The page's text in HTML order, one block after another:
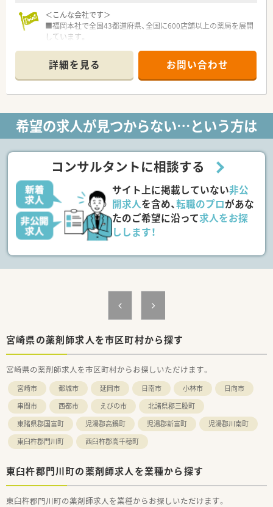
＜こんな会社です＞
■福岡本社で全国43都道府県、全国に600店舗以上の薬局を展開
しています。
コミュニケーションを図っています。
■全国転勤がないエリア社員もありますので、地元で長く勤務す
る事も可能です。
（異動・転勤について）
②エリア社員：限定した地区内での転居を伴う異動が可能な社員
③薬剤師職Ⅲ（ローカル社員）：転居を伴う異動がない社員から選
択可能です。
＜休暇制度・福利厚生も充実です＞
■正社員であれば有給は入社時から付与。勤務年数に応じて最
大20日付与がございます。
■連続休暇制度、メモリアル休暇、サポート休暇、ボランティア
休暇などワークライフバランスを推奨されています。年間休日
は約124日ございます。
■子育て支援も充実しており男女問わず子育てをしながら働く
育休はお子さんが3歳になるまで取得でき、時短勤務は小学校1
年生の修了まで取得可能です。
＜研修制度・スキルアップ体制もばっちり＞
■独自の研修システムを活用し効率的かつ効果的なスキルアッ
その他、カフェテリア研修や社内学術大会などその方が目指す社
会人像に合わせた学ぶ環境が充実しています。
■将来は専門薬剤師として活躍される方、またはマネージャーと
しての店舗運営に携わる方など、自身の志向に合わせたキャリア
が描けます。
す。
＜こんな方にもおすすめ＞
■しっかりとした教育体制のもとで薬剤師としてのスキルを磨
きたい方
■ライフスタイルに合わせて長くご勤務していきたい方
詳細を見る お問い合わせ
希望の求人が見つからない…という方は
コンサルタントに相談する
サイト上に掲載していない非公
開求人を含め、転職のプロがあな
たのご希望に沿って求人をお探
しします！
宮崎県の薬剤師求人を市区町村から探す
宮崎県の薬剤師求人を市区町村からお探しいただけます。
宮崎市 都城市 延岡市 日南市 小林市
日向市
串間市
西都市 えびの市
北諸県郡三股町
東諸県郡国富町
児湯郡高鍋町 児湯郡新富町
児湯郡川南町
東臼杵郡門川町
西臼杵郡高千穂町
東臼杵郡門川町の薬剤師求人を業種から探す
東臼杵郡門川町の薬剤師求人を業種からお探しいただけます。